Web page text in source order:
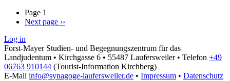
Page 1
Next page ››
Log in
Forst-Mayer Studien- und Begegnungszentrum für das
Landjudentum • Kirchgasse 6 • 55487 Laufersweiler • Telefon +49
06763 910144 (Tourist-Information Kirchberg)
E-Mail info@synagoge-laufersweiler.de • Impressum • Datenschutz